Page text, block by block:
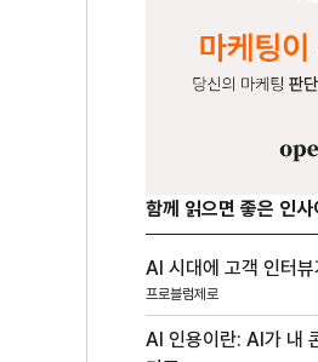
함께 읽으면 좋은 인사
AI 시대에 고객 인터
프로블럼제로
AI 인용이란: AI가 내